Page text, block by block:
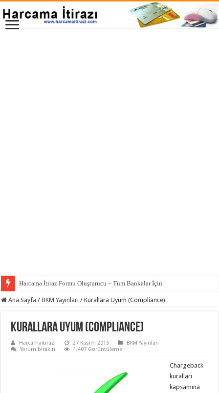
Harcama İtiraz Formu Oluşturucu – Tüm Bankalar İçin
Ana Sayfa / BKM Yayınları / Kurallara Uyum (Compliance)
Kurallara Uyum (Compliance)
Harcamaitirazi 27 Kasım 2015
BKM Yayınları
Yorum bırakın
1,407 Görüntüleme
Chargeback
kuralları
kapsamına